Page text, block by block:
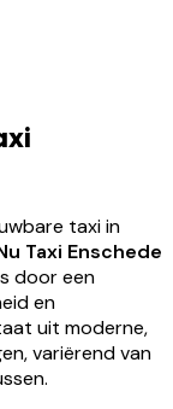
taxi in
Taxi Enschede
door een
en
uit moderne,
variërend van